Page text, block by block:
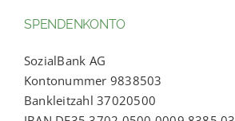
SPENDENKONTO
SozialBank AG
Kontonummer 9838503
Bankleitzahl 37020500